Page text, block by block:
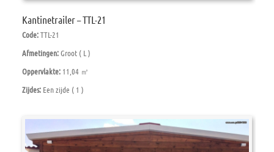
Kantinetrailer – TTL-21
Code:TTL-21
Afmetingen:Groot ( L )
Oppervlakte: 11,04 ㎡
Zijdes: Een zijde ( 1 )